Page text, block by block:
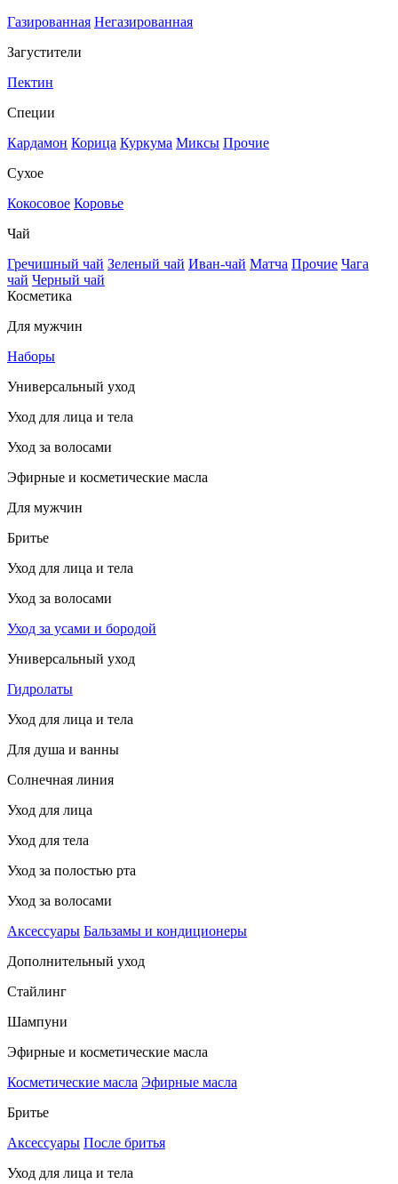
Газированная Негазированная
Загустители
Пектин
Специи
Кардамон Корица Куркума Миксы Прочие
Сухое
Кокосовое Коровье
Чай
Гречишный чай Зеленый чай Иван-чай Матча Прочие Чага
чай Черный чай
Косметика
Для мужчин
Наборы
Универсальный уход
Уход для лица и тела
Уход за волосами
Эфирные и косметические масла
Для мужчин
Бритье
Уход для лица и тела
Уход за волосами
Уход за усами и бородой
Универсальный уход
Гидролаты
Уход для лица и тела
Для душа и ванны
Солнечная линия
Уход для лица
Уход для тела
Уход за полостью рта
Уход за волосами
Аксессуары Бальзамы и кондиционеры
Дополнительный уход
Стайлинг
Шампуни
Эфирные и косметические масла
Косметические масла Эфирные масла
Бритье
Аксессуары После бритья
Уход для лица и тела